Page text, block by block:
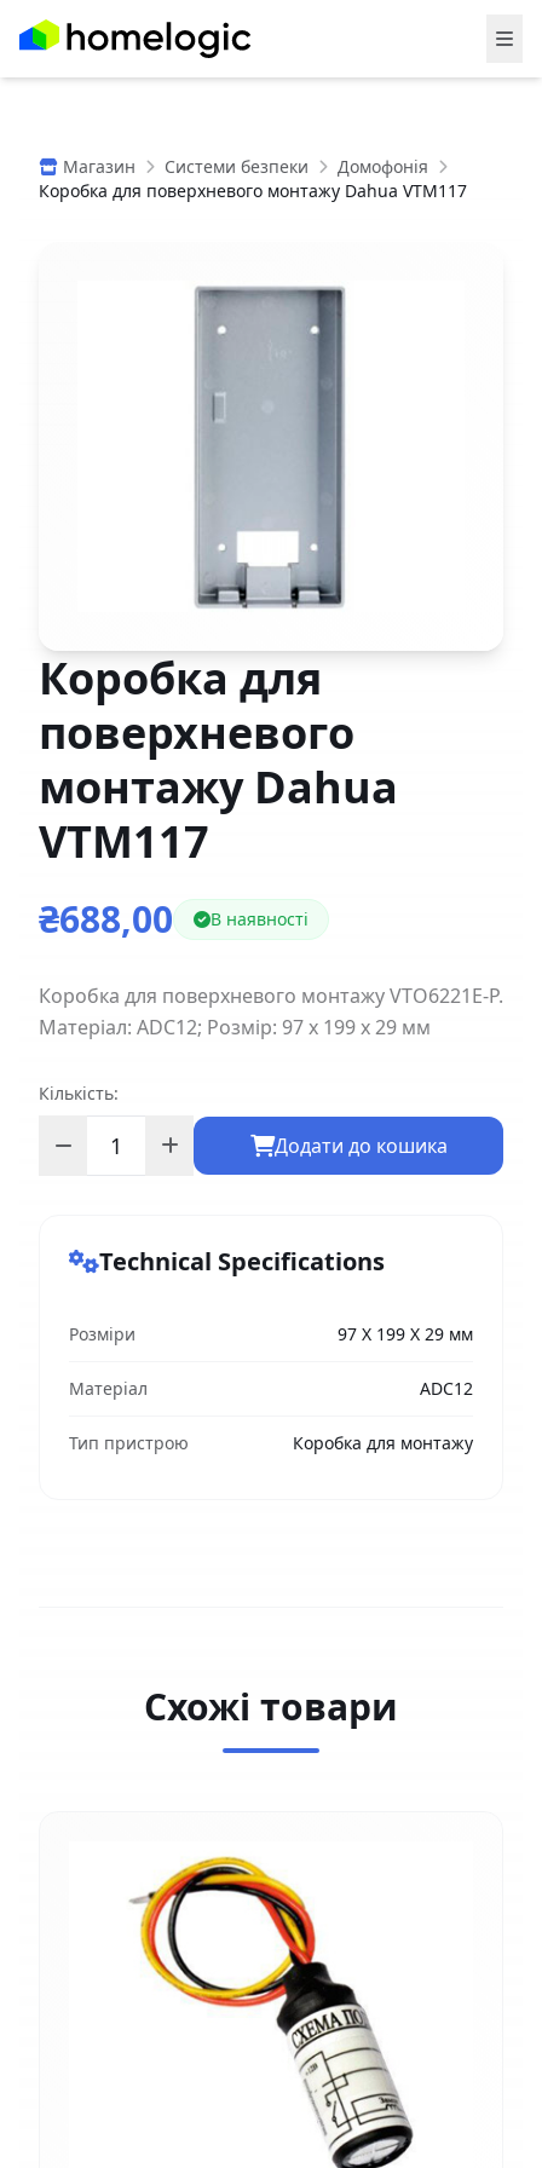
Магазин Системи безпеки
Домофонія
Коробка для поверхневого монтажу Dahua VTM117
Коробка для
поверхневого
монтажу Dahua
VTM117
₴688,00 В наявності
Коробка для поверхневого монтажу VTO6221E-P.
Матеріал: ADC12; Розмір: 97 x 199 x 29 мм
Кількість:
Додати до кошика
Technical Specifications
Розміри 97 Х 199 Х 29 мм
Матеріал ADC12
Тип пристрою Коробка для монтажу
Схожі товари